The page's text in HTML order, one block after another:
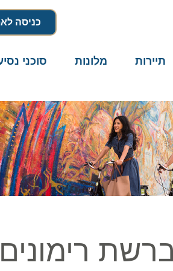
כניסה לאתר
מלונות סוכני נסיעות